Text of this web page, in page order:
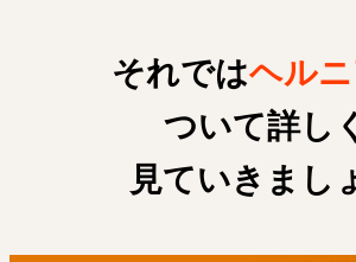
それではヘル
ついて詳し
見ていきまし